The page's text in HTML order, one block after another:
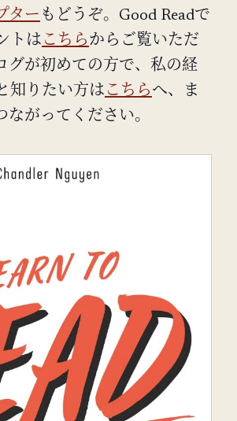
ター もどうぞ。Good Readで
トは こちら からご覧いただ
グが初めての方で、私の経
知りたい方は こちら へ、ま
ながってください。